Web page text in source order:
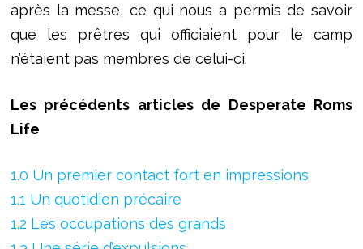
après la messe, ce qui nous a permis de savoir
que les prêtres qui officiaient pour le camp
n’étaient pas membres de celui-ci.
Les précédents articles de Desperate Roms
Life
1.0 Un premier contact fort en impressions
1.1 Un quotidien précaire
1.2 Les occupations des grands